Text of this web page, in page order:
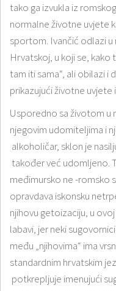
tako ga izvukla iz
normalne životne uvjete
sportom. Ivančić odlazi
Hrvatskoj, u koji se, kako
tam iti sama“, ali obilazi i
prikazujući životne uvjete
Usporedno sa životom u
njegovim udomiteljima i
alkoholičar, sklon je
također već udomljeno.
međimursko ne -romsko
opravdava iskonsku
njihovu getoizaciju, u
labavi, jer neki
među „njihovima“ ima
standardnim hrvatskim
potkrepljuje imenujući